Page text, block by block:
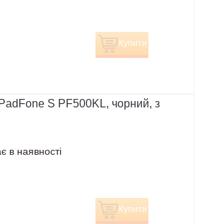
Купити
S PF500KL, чорний, з
в наявності
Купити